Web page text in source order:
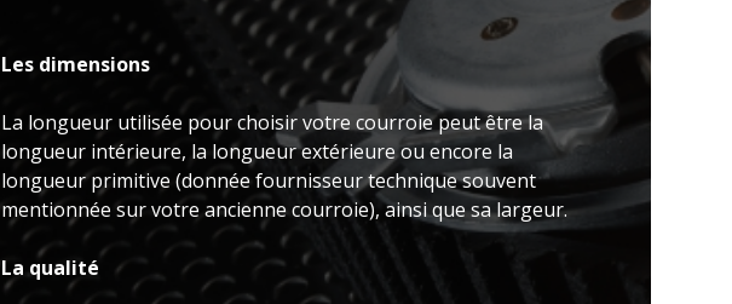
Les dimensions
La longueur utilisée pour choisir votre courroie peut être la
longueur intérieure, la longueur extérieure ou encore la
longueur primitive (donnée fournisseur technique souvent
mentionnée sur votre ancienne courroie), ainsi que sa largeur.
La qualité